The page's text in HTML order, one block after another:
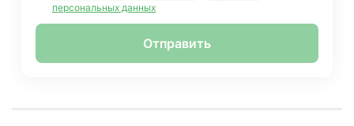
персональных данных
Отправить